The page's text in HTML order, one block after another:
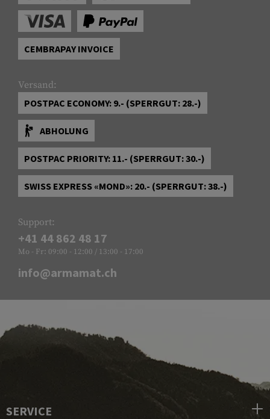
CEMBRAPAY INVOICE
Versand:
POSTPAC ECONOMY: 9.- (SPERRGUT: 28.-)
ABHOLUNG
POSTPAC PRIORITY: 11.- (SPERRGUT: 30.-)
SWISS EXPRESS «MOND»: 20.- (SPERRGUT: 38.-)
Support:
+41 44 862 48 17
Mo - Fr: 09:00 - 12:00 / 13:00 - 17:00
info@armamat.ch
SERVICE